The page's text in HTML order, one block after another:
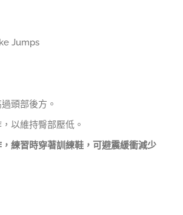
Jumps
頭部後方。
以維持臀部壓低。
練習時穿著訓練鞋，可避震緩衝減少